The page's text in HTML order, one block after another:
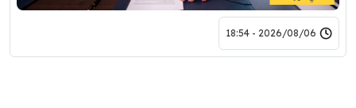
2026/08/06 - 18:54